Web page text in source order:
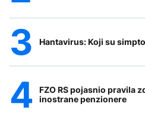
Hantavirus: Koji su
FZO RS pojasnio pravila
inostrane penzionere